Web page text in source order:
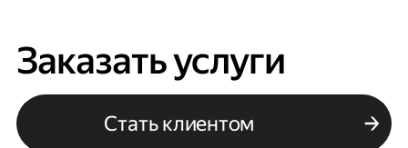
Заказать услуги
Стать клиентом